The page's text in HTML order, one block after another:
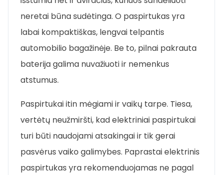
neretai būna sudėtinga. O paspirtukas yra
labai kompaktiškas, lengvai telpantis
automobilio bagažinėje. Be to, pilnai pakrauta
baterija galima nuvažiuoti ir nemenkus
atstumus.
Paspirtukai itin mėgiami ir vaikų tarpe. Tiesa,
vertėtų neužmiršti, kad elektriniai paspirtukai
turi būti naudojami atsakingai ir tik gerai
pasvėrus vaiko galimybes. Paprastai elektrinis
paspirtukas yra rekomenduojamas ne pagal